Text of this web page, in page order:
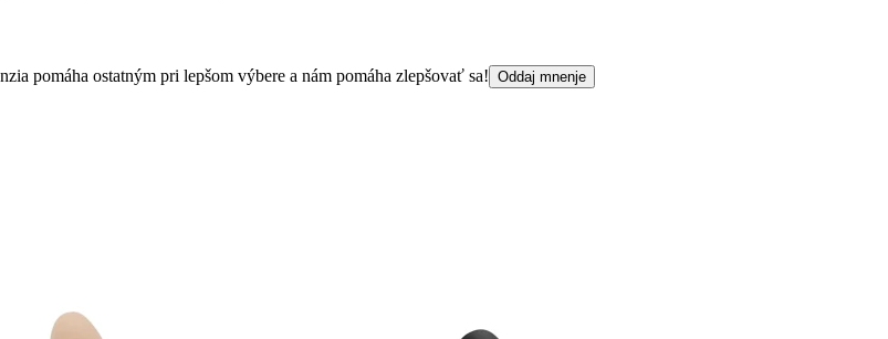
pomáha ostatným pri lepšom výbere a nám pomáha zlepšovať sa! Oddaj mnenje